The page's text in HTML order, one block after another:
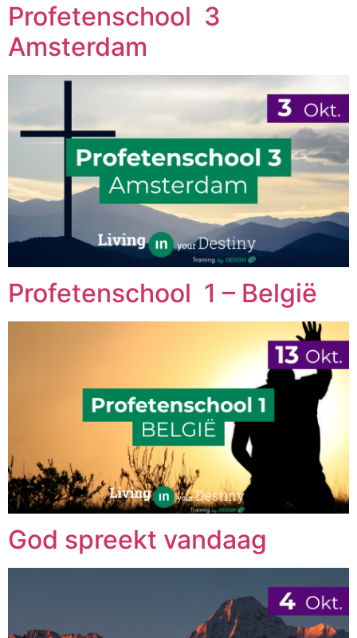
Profetenschool 3
Amsterdam
Profetenschool 1 – België
God spreekt vandaag